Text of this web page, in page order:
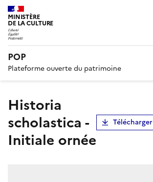
MINISTÈRE
DE LA CULTURE
POP
Plateforme ouverte du patrimoine
Historia
scholastica -
Initiale ornée
Télécharger